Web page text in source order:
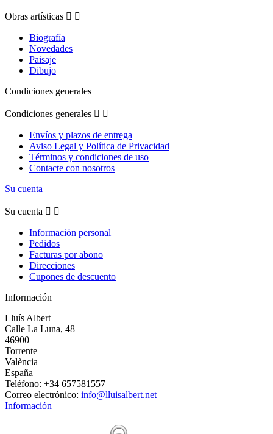
Obras artísticas  
Biografía
Novedades
Paisaje
Dibujo
Condiciones generales
Condiciones generales  
Envíos y plazos de entrega
Aviso Legal y Política de Privacidad
Términos y condiciones de uso
Contacte con nosotros
Su cuenta
Su cuenta  
Información personal
Pedidos
Facturas por abono
Direcciones
Cupones de descuento
Información
Lluís Albert
Calle La Luna, 48
46900
Torrente
València
España
Teléfono: +34 657581557
Correo electrónico: info@lluisalbert.net
Información